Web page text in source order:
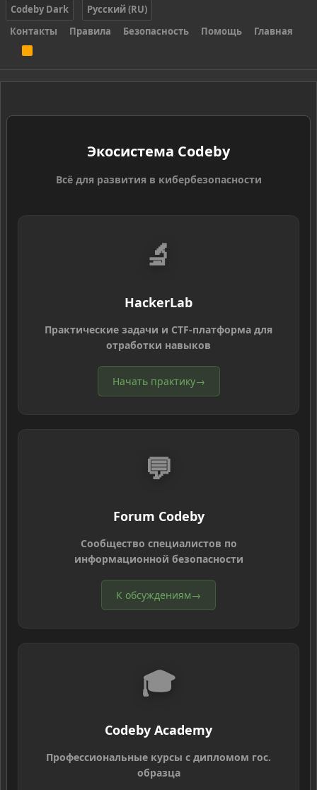
Codeby Dark
Русский (RU)
Контакты
Правила Безопасность Помощь Главная
S
Экосистема Codeby
Всё для развития в кибербезопасности
🔬
HackerLab
Практические задачи и CTF-платформа для
отработки навыков
Начать практику→
💬
Forum Codeby
Сообщество специалистов по
информационной безопасности
К обсуждениям→
🎓
Codeby Academy
Профессиональные курсы с дипломом гос.
образца